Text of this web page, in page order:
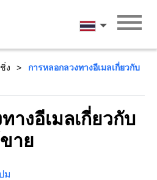
ภาษาไทย
ง
การหลอกลวงทางอีเมลเกี่ยวกับ
างอีเมลเกี่ยวกับ
าย
ม